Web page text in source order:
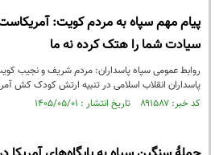
پیام مهم سپاه به مردم کویت:
سیادت شما را هتک کرده نه ما
روابط عمومی سپاه پاسداران: مردم شریف و نجیب
پاسداران انقلاب اسلامی در تنبیه ارتش کودک کش
کد خبر: ۸۹۱۵۸۷ تاریخ انتشار : ۱۴۰۵/۰۵/۰۱